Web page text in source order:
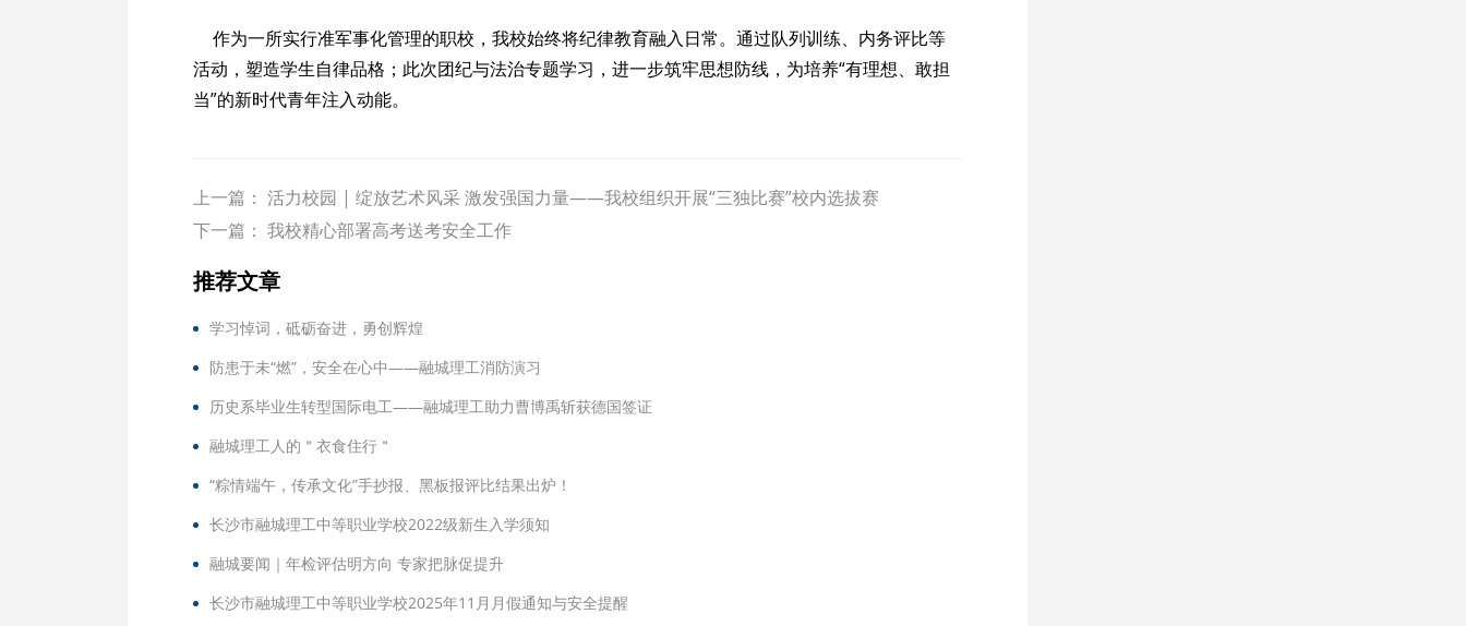
作为一所实行准军事化管理的职校，我校始终将纪律教育融入日常。通过队列训练、内务评比等
活动，塑造学生自律品格；此次团纪与法治专题学习，进一步筑牢思想防线，为培养“有理想、敢担
当”的新时代青年注入动能。
上一篇： 活力校园 | 绽放艺术风采 激发强国力量——我校组织开展“三独比赛”校内选拔赛
下一篇： 我校精心部署高考送考安全工作
推荐文章
学习悼词，砥砺奋进，勇创辉煌
防患于未“燃”，安全在心中——融城理工消防演习
历史系毕业生转型国际电工——融城理工助力曹博禹斩获德国签证
融城理工人的＂衣食住行＂
“粽情端午，传承文化”手抄报、黑板报评比结果出炉！
长沙市融城理工中等职业学校2022级新生入学须知
融城要闻｜年检评估明方向 专家把脉促提升
长沙市融城理工中等职业学校2025年11月月假通知与安全提醒